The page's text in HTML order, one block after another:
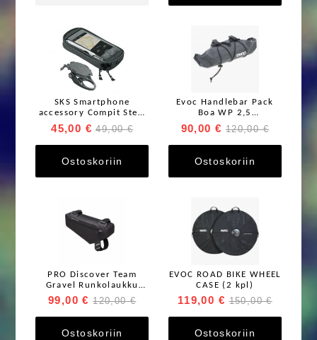
SKS Smartphone
accessory Compit Stem
puhelinteline
45,00 € 49,00 €
Ostoskoriin
Evoc Handlebar Pack
Boa WP 2,5
vedenpitävä
tankolaukku
90,00 € 120,00 €
Ostoskoriin
PRO Discover Team
Gravel Runkolaukku
Black 2,7L
99,00 € 120,00 €
Ostoskoriin
EVOC ROAD BIKE WHEEL
CASE (2 kpl)
119,00 € 150,00 €
Ostoskoriin